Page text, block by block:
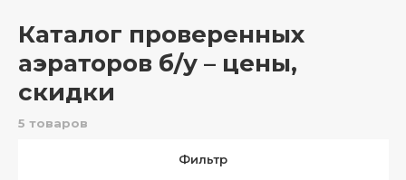
Каталог проверенных
аэраторов б/у – цены,
скидки
5 товаров
Фильтр